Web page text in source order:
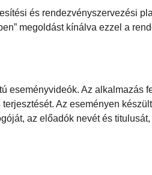
és rendezvényszervezési
megoldást kínálva ezzel a
eseményvideók. Az alkalmazás
Az eseményen
az előadók nevét és